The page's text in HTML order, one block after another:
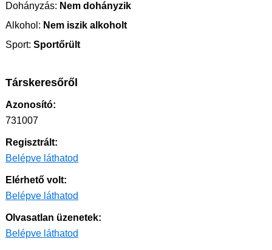
Dohányzás: Nem dohányzik
Alkohol: Nem iszik alkoholt
Sport: Sportőrült
Társkeresőről
Azonosító:
731007
Regisztrált:
Belépve láthatod
Elérhető volt:
Belépve láthatod
Olvasatlan üzenetek:
Belépve láthatod